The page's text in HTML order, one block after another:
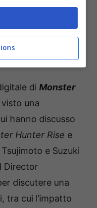
provare tutti i
del titolo 4, 5 e
il 24
di Monster
una
hanno discusso
Hunter Rise e
Tsujimoto e Suzuki
Director
discutere una
tra cui l’impatto